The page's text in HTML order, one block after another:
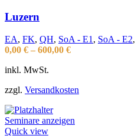
Luzern
EA, FK, QH, SoA - E1, SoA - E2,
0,00 € – 600,00 €
inkl. MwSt.
zzgl. Versandkosten
Seminare anzeigen
Quick view